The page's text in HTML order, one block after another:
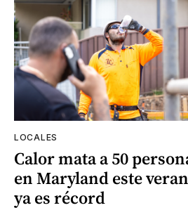
LOCALES
Calor mata a 50
en Maryland este
ya es récord